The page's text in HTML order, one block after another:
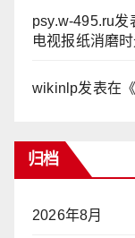
psy.w-495.ru发
电视报纸消磨
wikinlp发表在
归档
2026年8月